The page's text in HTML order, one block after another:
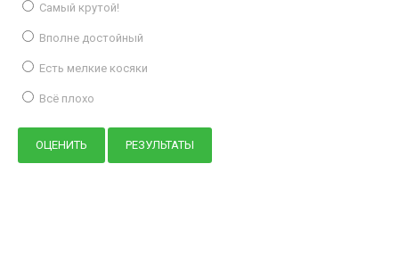
Самый крутой!
Вполне достойный
Есть мелкие косяки
Всё плохо